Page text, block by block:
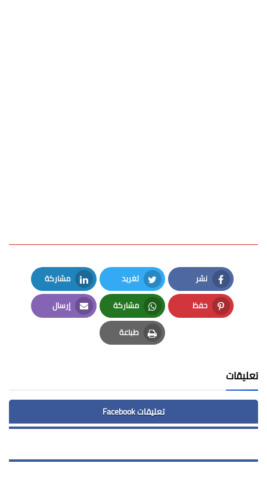
نشر
Facebook
تغريد
Twitter
مشاركة
LinkedIn
حفظ
Pinterest
مشاركة
Whatsapp
إرسال
Email
طباعة
Print
تعليقات
تعليقات Facebook